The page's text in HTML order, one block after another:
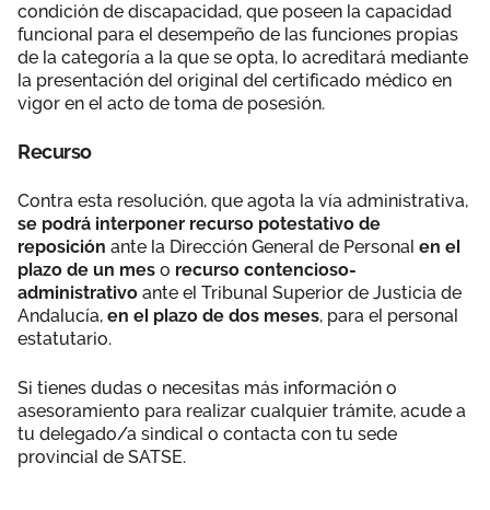
condición de discapacidad, que poseen la capacidad
funcional para el desempeño de las funciones propias
de la categoría a la que se opta, lo acreditará mediante
la presentación del original del certificado médico en
vigor en el acto de toma de posesión.
Recurso
Contra esta resolución, que agota la vía administrativa,
se podrá interponer recurso potestativo de
reposición ante la Dirección General de Personal en el
plazo de un mes o recurso contencioso-
administrativo ante el Tribunal Superior de Justicia de
Andalucía, en el plazo de dos meses, para el personal
estatutario.
Si tienes dudas o necesitas más información o
asesoramiento para realizar cualquier trámite, acude a
tu delegado/a sindical o contacta con tu sede
provincial de SATSE.